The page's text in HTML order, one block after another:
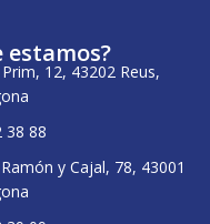
estamos?
12, 43202 Reus,
38 88
y Cajal, 78, 43001